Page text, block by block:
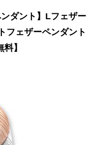
ダント】Lフェザー
フェザーペンダント
】